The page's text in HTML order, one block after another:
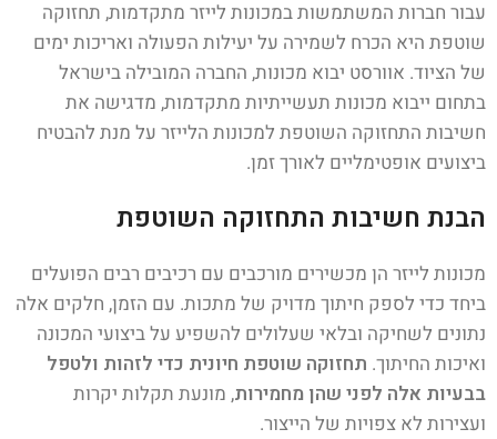
עבור חברות המשתמשות במכונות לייזר מתקדמות, תחזוקה
שוטפת היא הכרח לשמירה על יעילות הפעולה ואריכות ימים
של הציוד. אוורסט יבוא מכונות, החברה המובילה בישראל
בתחום ייבוא מכונות תעשייתיות מתקדמות, מדגישה את
חשיבות התחזוקה השוטפת למכונות הלייזר על מנת להבטיח
ביצועים אופטימליים לאורך זמן.
הבנת חשיבות התחזוקה השוטפת
מכונות לייזר הן מכשירים מורכבים עם רכיבים רבים הפועלים
ביחד כדי לספק חיתוך מדויק של מתכות. עם הזמן, חלקים אלה
נתונים לשחיקה ובלאי שעלולים להשפיע על ביצועי המכונה
ואיכות החיתוך. תחזוקה שוטפת חיונית כדי לזהות ולטפל
בבעיות אלה לפני שהן מחמירות, מונעת תקלות יקרות
ועצירות לא צפויות של הייצור.